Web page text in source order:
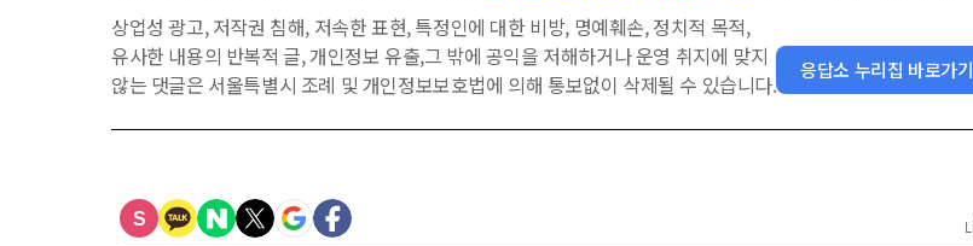
상업성 광고, 저작권 침해, 저속한 표현, 특정인에 대한 비방, 명예훼손, 정치적 목적,
유사한 내용의 반복적 글, 개인정보 유출,그 밖에 공익을 저해하거나 운영 취지에 맞지
않는 댓글은 서울특별시 조례 및 개인정보보호법에 의해 통보없이 삭제될 수 있습니다.
응답소 누리집 바로가기